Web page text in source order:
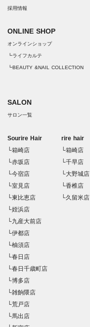
採用情報
ONLINE SHOP
オンラインショップ
┗ライフカルテ
┗BEAUTY &NAIL COLLECTION
SALON
サロン一覧
Sourire Hair
└箱崎店
└赤坂店
└今宿店
└室見店
└東比恵店
└姪浜店
└九産大前店
└伊都店
└柚須店
└春日店
└春日千歳町店
└博多店
└雑餉隈店
└荒戸店
└馬出店
rire hair
└箱崎店
└千早店
└大野城店
└香椎店
└久留米店